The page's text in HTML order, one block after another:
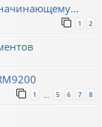
1 2
1 5 6 7 8